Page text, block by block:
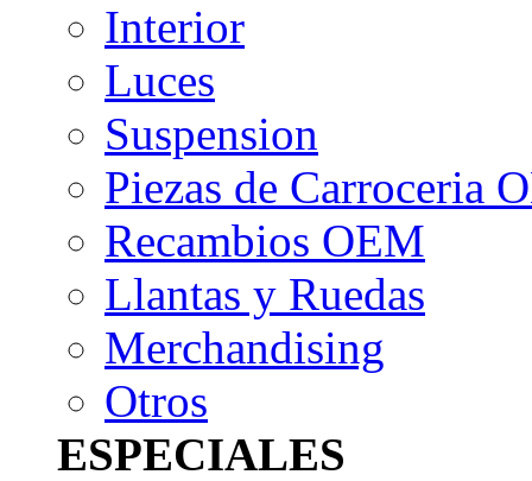
Interior
Luces
Suspension
Piezas de Carroceria
Recambios OEM
Llantas y Ruedas
Merchandising
Otros
ESPECIALES